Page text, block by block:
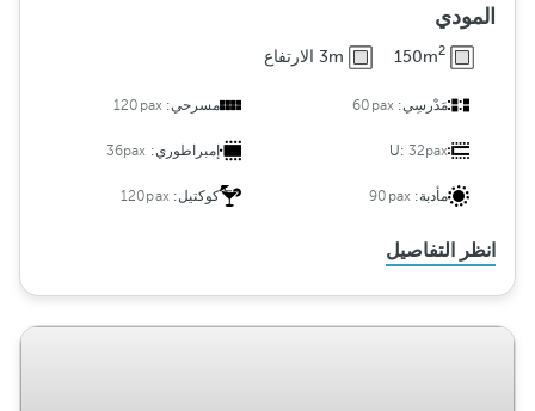
المودي
150m2 3m الارتفاع
مَدْرسِي:60pax مسرحي:120pax
U: 32pax إمبراطوري: 36pax
مأدبة:90pax كوكتيل:120pax
انظر التفاصيل